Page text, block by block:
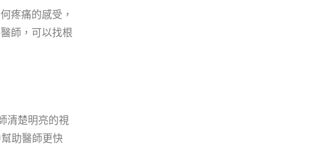
疼痛的感受，
師，可以找根
清楚明亮的視
助醫師更快